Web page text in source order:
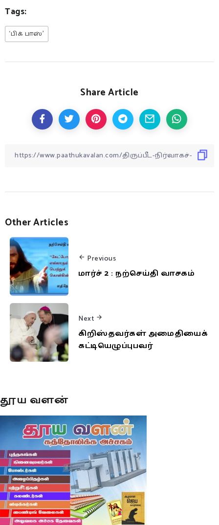
Tags:
‘பிக் பாஸ்’
Share Article
Other Articles
Previous
மார்ச் 2 : நற்செய்தி வாசகம்
Next
கிறிஸ்தவர்கள் அமைதியைக்
கட்டியெழுப்புபவர்
தூய வளன்